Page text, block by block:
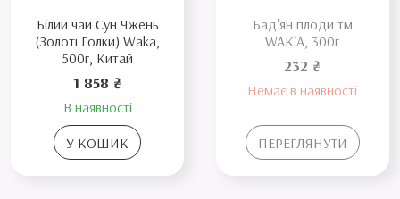
Білий чай Сун Чжень
(Золоті Голки) Waka,
500г, Китай
1 858 ₴
В наявності
У КОШИК
Бад'ян плоди тм
WAK`A, 300г
232 ₴
Немає в наявності
ПЕРЕГЛЯНУТИ